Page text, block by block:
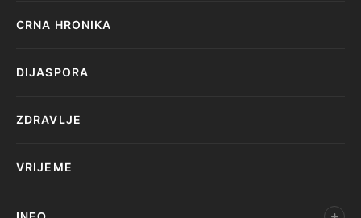
CRNA HRONIKA
DIJASPORA
ZDRAVLJE
VRIJEME